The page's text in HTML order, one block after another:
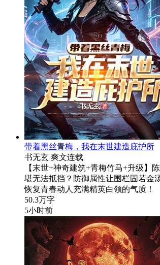
带着黑丝青梅，我在末世建造庇护所
书无玄 爽文连载
【末世+神奇建筑+青梅竹马+升级】
堪无法抵挡？防御属性让围栏固若金
恢复青春动人充满精英白领的气质！
50.3万字
5小时前